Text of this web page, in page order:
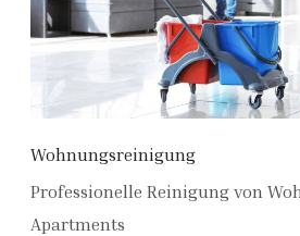
Wohnungsreinigung
Professionelle Reinigung von
Apartments